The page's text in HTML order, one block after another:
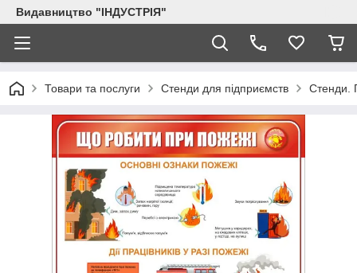
Видавництво "ІНДУСТРІЯ"
Товари та послуги Стенди для підприємств Стенди.